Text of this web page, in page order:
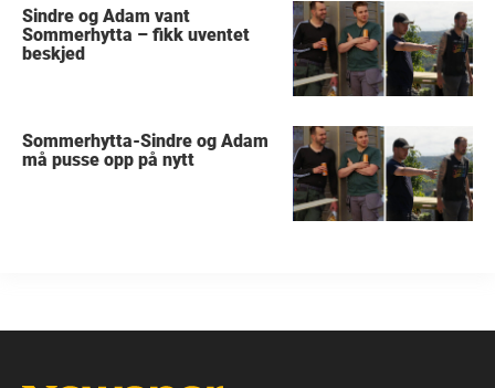
Sindre og Adam vant
Sommerhytta – fikk uventet
beskjed
Sommerhytta-Sindre og Adam
må pusse opp på nytt